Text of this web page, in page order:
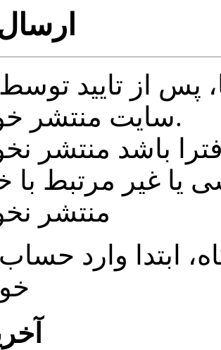
از تایید توسط
سایت منتشر خواهد شد.
یا غیر مرتبط با
منتشر
ابتدا وارد